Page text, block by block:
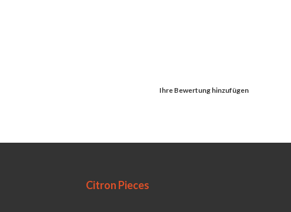
Ihre Bewertung hinzufügen
Citron Pieces